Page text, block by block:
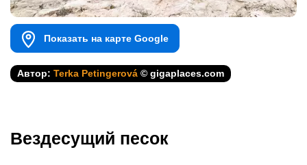
Показать на карте Google
Автор: Terka Petingerová © gigaplaces.com
Вездесущий песок